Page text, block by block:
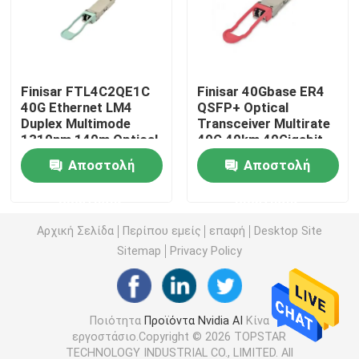
ενότητα 25G SFP28
10G ενότητα SFP
Οπτικός πομποδέκτης Finisar
Μονάδα SFP Brocade FC
Διακόπτης μπροκάρ SAN
Άδεια ΛΟΒΩΝ μπροκάρ
Finisar FTL4C2QE1C
40G Ethernet LM4
Duplex Multimode
1310nm 140m Optical
Transceiver Hot
Pluggable Port DC
Fiber Optic Equipment
Αποστολή
Finisar 40Gbase ER4
QSFP+ Optical
Transceiver Multirate
40G 40km 40Gigabit
Ethernet Link
40GBASE-ER4 Hot
Pluggable LC
Αποστολή
Αρχική Σελίδα Περίπου εμείς επαφή
Desktop Site
Sitemap
Privacy Policy
Ποιότητα Προϊόντα Nvidia AI
Κίνα
εργοστάσιο.Copyright © 2026 TOPSTAR
TECHNOLOGY INDUSTRIAL CO., LIMITED. All